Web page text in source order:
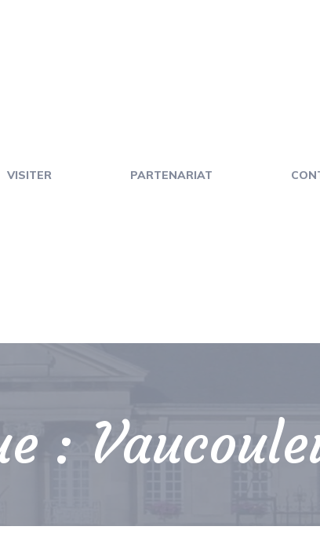
VISITER PARTENARIAT
: